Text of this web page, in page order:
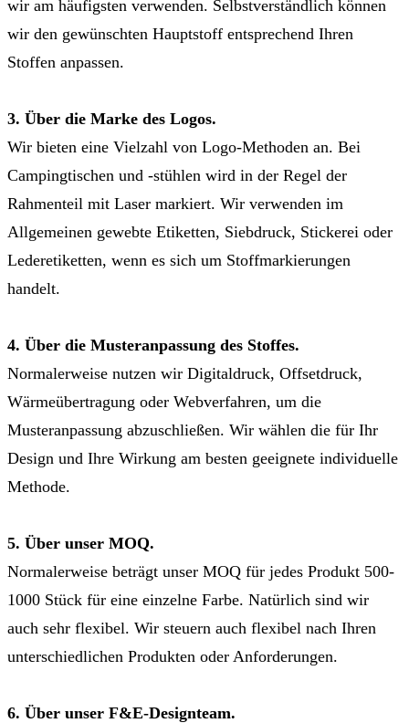
wir am häufigsten verwenden. Selbstverständlich können
wir den gewünschten Hauptstoff entsprechend Ihren
Stoffen anpassen.
3. Über die Marke des Logos.
Wir bieten eine Vielzahl von Logo-Methoden an. Bei
Campingtischen und -stühlen wird in der Regel der
Rahmenteil mit Laser markiert. Wir verwenden im
Allgemeinen gewebte Etiketten, Siebdruck, Stickerei oder
Lederetiketten, wenn es sich um Stoffmarkierungen
handelt.
4. Über die Musteranpassung des Stoffes.
Normalerweise nutzen wir Digitaldruck, Offsetdruck,
Wärmeübertragung oder Webverfahren, um die
Musteranpassung abzuschließen. Wir wählen die für Ihr
Design und Ihre Wirkung am besten geeignete individuelle
Methode.
5. Über unser MOQ.
Normalerweise beträgt unser MOQ für jedes Produkt 500-
1000 Stück für eine einzelne Farbe. Natürlich sind wir
auch sehr flexibel. Wir steuern auch flexibel nach Ihren
unterschiedlichen Produkten oder Anforderungen.
6. Über unser F&E-Designteam.